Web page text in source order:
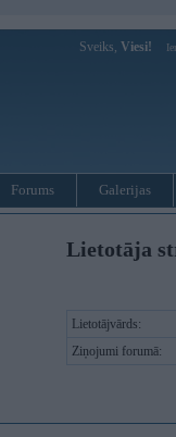
Sveiks, Viesi!
Forums Galerijas
Lietotāja
Lietotājvārds:
Ziņojumi forumā: